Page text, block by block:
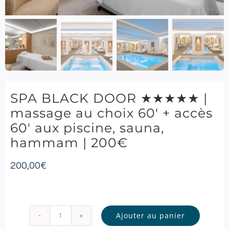
SPA BLACK DOOR ★★★★★ |
massage au choix 60′ + accès
60′ aux piscine, sauna,
hammam | 200€
200,00€
Ajouter au panier